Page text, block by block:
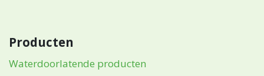
Producten
Waterdoorlatende producten